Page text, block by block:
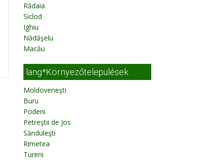
Rădaia
Siclod
Ighiu
Nădăşelu
Macău
lang*Környezőtelepülések
Moldoveneşti
Buru
Podeni
Petreştii de Jos
Sănduleşti
Rimetea
Tureni